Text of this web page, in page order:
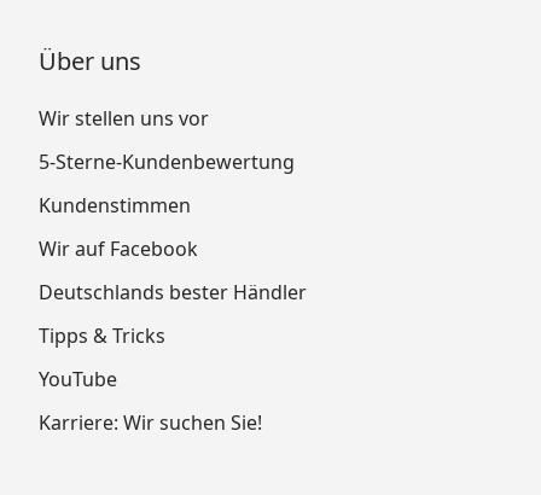
Über uns
Wir stellen uns vor
5-Sterne-Kundenbewertung
Kundenstimmen
Wir auf Facebook
Deutschlands bester Händler
Tipps & Tricks
YouTube
Karriere: Wir suchen Sie!